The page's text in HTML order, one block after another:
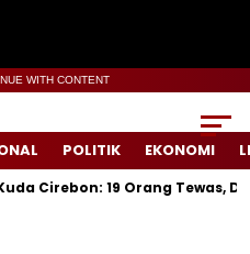
WITH CONTENT
POLITIK EKONOMI
19 Orang Tewas, Dua